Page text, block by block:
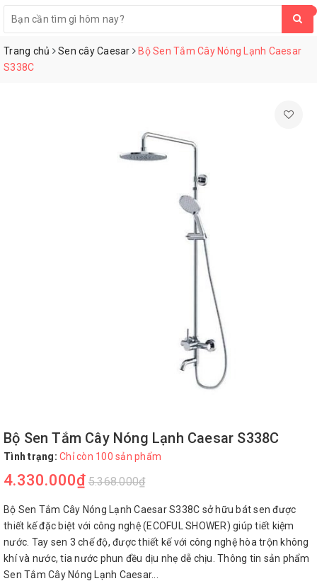
Trang chủ Sen cây Caesar
Bộ Sen Tắm Cây Nóng Lạnh Caesar
S338C
Bộ Sen Tắm Cây Nóng Lạnh Caesar S338C
Tình trạng: Chỉ còn 100 sản phẩm
4.330.000₫ 5.368.000₫
Bộ Sen Tắm Cây Nóng Lạnh Caesar S338C sở hữu bát sen được
thiết kế đặc biệt với công nghệ (ECOFUL SHOWER) giúp tiết kiệm
nước. Tay sen 3 chế độ, được thiết kế với công nghệ hòa trộn không
khí và nước, tia nước phun đều dịu nhẹ dễ chịu. Thông tin sản phẩm
Sen Tắm Cây Nóng Lạnh Caesar...